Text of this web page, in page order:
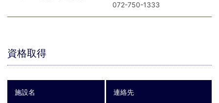
072-750-1333
資格取得
施設名 連絡先